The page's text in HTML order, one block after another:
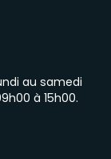
au samedi
à 15h00.